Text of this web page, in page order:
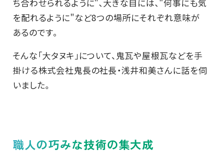
ち合わせられるように"、大きな目には、"何事にも気
を配れるように"など8つの場所にそれぞれ意味が
あるのです。
そんな「大タヌキ」について、鬼瓦や屋根瓦などを手
掛ける株式会社鬼長の社長・浅井和美さんに話を伺
いました。
職人の巧みな技術の集大成